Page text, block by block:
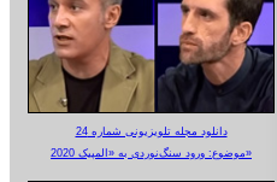
دانلود مجله تلویزیونی شماره 24
موضوع: ورود سنگ‌نوردی به «المپیک 2020»